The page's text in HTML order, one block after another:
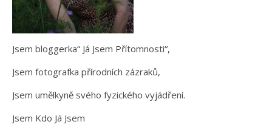
Jsem bloggerka“ Já Jsem Přítomnosti“,
Jsem fotografka přírodních zázraků,
Jsem umělkyně svého fyzického vyjádření.
Jsem Kdo Já Jsem